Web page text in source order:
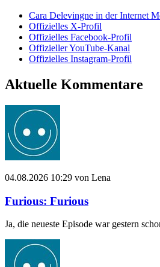
Cara Delevingne in der Internet
Offizielles X-Profil
Offizielles Facebook-Profil
Offizieller YouTube-Kanal
Offizielles Instagram-Profil
Aktuelle Kommentare
04.08.2026 10:29 von Lena
Furious: Furious
Ja, die neueste Episode war gestern